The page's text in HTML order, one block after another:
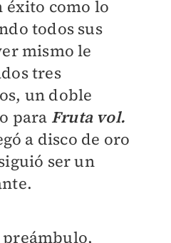
éxito como lo
todos sus
mismo le
tres
un doble
para Fruta vol.
a disco de oro
ser un
preámbulo,